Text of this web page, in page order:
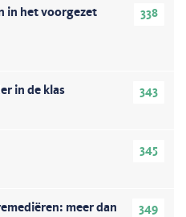
338
in het voorgezet
343
in de klas
345
349
meer dan